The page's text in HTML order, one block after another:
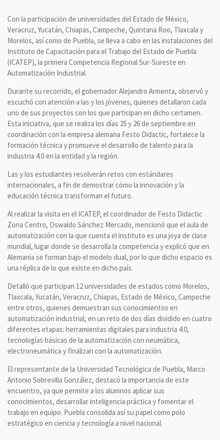
Con la participación de universidades del Estado de México,
Veracruz, Yucatán, Chiapas, Campeche, Quintana Roo, Tlaxcala y
Morelos, así como de Puebla, se lleva a cabo en las instalaciones del
Instituto de Capacitación para el Trabajo del Estado de Puebla
(ICATEP), la primera Competencia Regional Sur-Sureste en
Automatización Industrial.
Durante su recorrido, el gobernador Alejandro Armenta, observó y
escuchó con atención a las y los jóvenes, quienes detallaron cada
uno de sus proyectos con los que participan en dicho certamen.
Esta iniciativa, que se realiza los días 25 y 26 de septiembre en
coordinación con la empresa alemana Festo Didactic, fortalece la
formación técnica y promueve el desarrollo de talento para la
industria 4.0 en la entidad y la región.
Las y los estudiantes resolverán retos con estándares
internacionales, a fin de demostrar cómo la innovación y la
educación técnica transforman el futuro.
Al realizar la visita en el ICATEP, el coordinador de Festo Didactic
Zona Centro, Oswaldo Sánchez Mercado, mencionó que el aula de
automatización con la que cuenta el instituto es una joya de clase
mundial, lugar donde se desarrolla la competencia y explicó que en
Alemania se forman bajo el modelo dual, por lo que dicho espacio es
una réplica de lo que existe en dicho país.
Detalló que participan 12 universidades de estados como Morelos,
Tlaxcala, Yucatán, Veracruz, Chiapas, Estado de México, Campeche
entre otros, quienes demuestran sus conocimientos en
automatización industrial, en un reto de dos días dividido en cuatro
diferentes etapas: herramientas digitales para industria 4.0,
tecnologías básicas de la automatización con neumática,
electroneumática y finalizan con la automatización.
El representante de la Universidad Tecnológica de Puebla, Marco
Antonio Sobrevilla González, destacó la importancia de este
encuentro, ya que permite a los alumnos aplicar sus
conocimientos, desarrollar inteligencia práctica y fomentar el
trabajo en equipo. Puebla consolida así su papel como polo
estratégico en ciencia y tecnología a nivel nacional.